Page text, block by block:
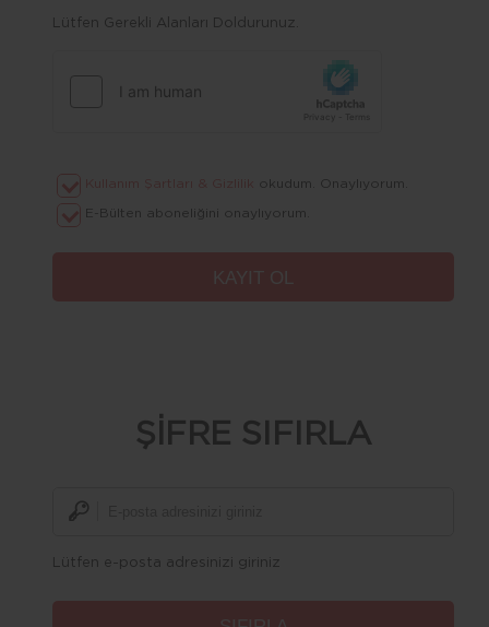
Lütfen Gerekli Alanları Doldurunuz.
okudum. Onaylıyorum.
E-Bülten aboneliğini onaylıyorum.
ŞİFRE SIFIRLA
Lütfen e-posta adresinizi giriniz